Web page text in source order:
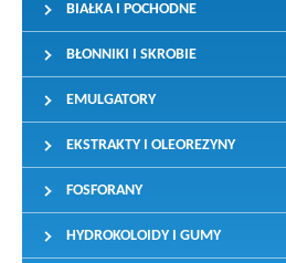
BIAŁKA I POCHODNE
BŁONNIKI I SKROBIE
EMULGATORY
EKSTRAKTY I OLEOREZYNY
FOSFORANY
HYDROKOLOIDY I GUMY